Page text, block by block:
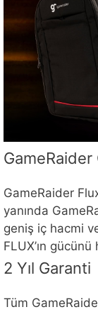
GameRaider
yanında
geniş iç hacmi
FLUX’ın
2 Yıl Garanti
Tüm